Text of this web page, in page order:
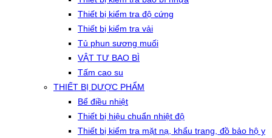
Thiết bị kiểm tra độ cứng
Thiết bị kiểm tra vải
Tủ phun sương muối
VẬT TƯ BAO BÌ
Tấm cao su
THIẾT BỊ DƯỢC PHẨM
Bể điều nhiệt
Thiết bị hiệu chuẩn nhiệt độ
Thiết bị kiểm tra mặt nạ, khẩu trang, đồ bảo hộ y